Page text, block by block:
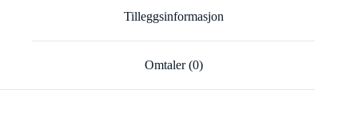
Tilleggsinformasjon
Omtaler (0)